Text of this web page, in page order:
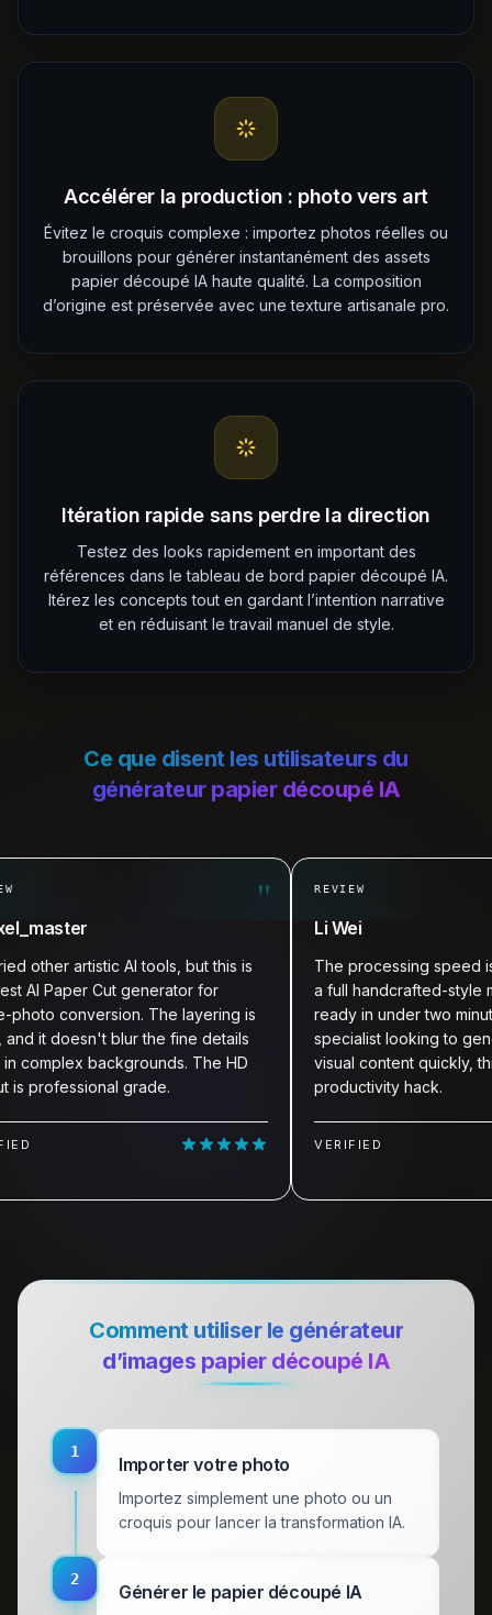
Accélérer la production : photo vers art
Évitez le croquis complexe : importez photos réelles ou
brouillons pour générer instantanément des assets
papier découpé IA haute qualité. La composition
d’origine est préservée avec une texture artisanale pro.
Itération rapide sans perdre la direction
Testez des looks rapidement en important des
références dans le tableau de bord papier découpé IA.
Itérez les concepts tout en gardant l’intention narrative
et en réduisant le travail manuel de style.
Ce que disent les utilisateurs du
générateur papier découpé IA
artistic AI tools, but this is
Paper Cut generator for
conversion. The layering is
it doesn't blur the fine details
backgrounds. The HD
grade.
REVIEW
Li Wei
The processing speed is
a full handcrafted-style
ready in under two minutes.
specialist looking to
visual content quickly, this
productivity hack.
VERIFIED
Comment utiliser le générateur
d’images papier découpé IA
1
Importer votre photo
Importez simplement une photo ou un
croquis pour lancer la transformation IA.
2
Générer le papier découpé IA